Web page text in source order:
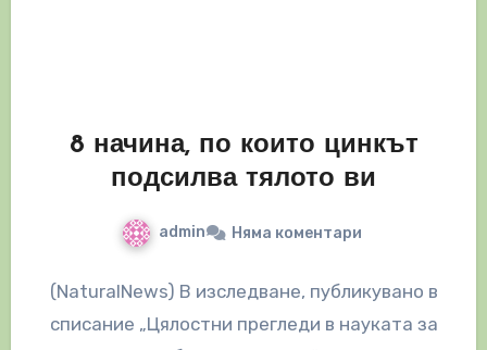
8 начина, по които цинкът
подсилва тялото ви
admin Няма коментари
(NaturalNews) В изследване, публикувано в
списание „Цялостни прегледи в науката за